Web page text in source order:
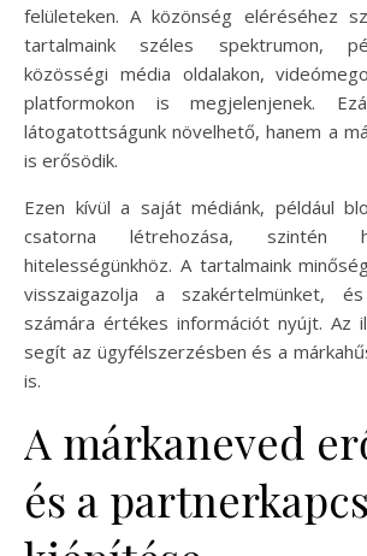
felületeken. A közönség eléréséhez
tartalmaink széles spektrumon,
közösségi média oldalakon,
platformokon is megjelenjenek.
látogatottságunk növelhető, hanem a
is erősödik.
Ezen kívül a saját médiánk, például
csatorna létrehozása, szintén
hitelességünkhöz. A tartalmaink
visszaigazolja a szakértelmünket,
számára értékes információt nyújt. Az
segít az ügyfélszerzésben és a
is.
A márkaneved
és a